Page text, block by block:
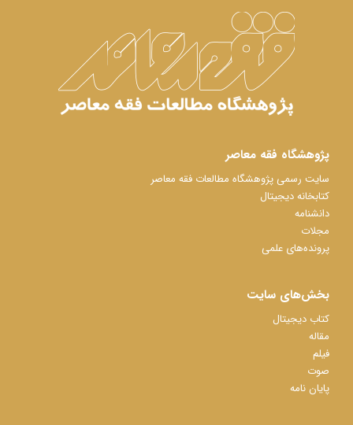
پژوهشگاه فقه معاصر
سایت رسمی پژوهشگاه مطالعات فقه معاصر
کتابخانه دیجیتال
دانشنامه
مجلات
پرونده‌های علمی
بخش‌های سایت
کتاب دیجیتال
مقاله
فیلم
صوت
پایان نامه